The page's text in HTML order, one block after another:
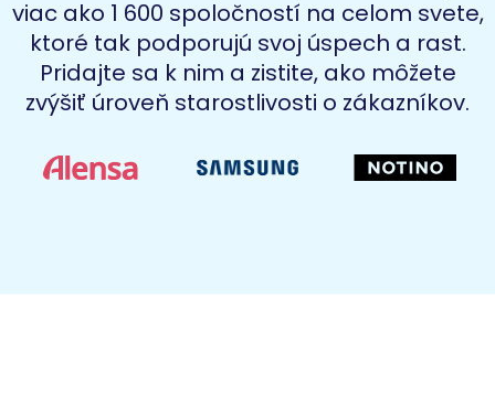
viac ako 1 600 spoločností na celom svete,
ktoré tak podporujú svoj úspech a rast.
Pridajte sa k nim a zistite, ako môžete
zvýšiť úroveň starostlivosti o zákazníkov.